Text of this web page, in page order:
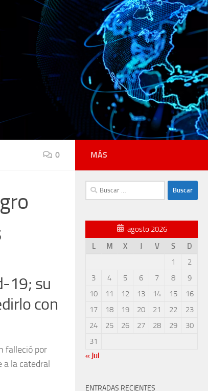
0
19; su
con
falleció por
a la catedral
MÁS
Buscar:
agosto 2026
L
M X J V S
D
1
2
3
4 5 6 7 8
9
10
11 12 13 14 15
16
17
18 19 20 21 22
23
24
25 26 27 28 29
30
31
« Jul
ENTRADAS RECIENTES